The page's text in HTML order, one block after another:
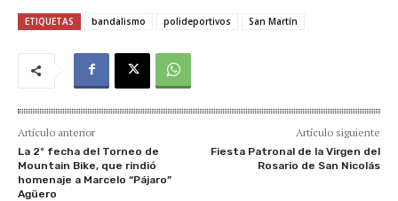
ETIQUETAS bandalismo polideportivos San Martín
Artículo anterior
La 2º fecha del Torneo de
Mountain Bike, que rindió
homenaje a Marcelo “Pájaro”
Agüero
Artículo siguiente
Fiesta Patronal de la Virgen del
Rosario de San Nicolás